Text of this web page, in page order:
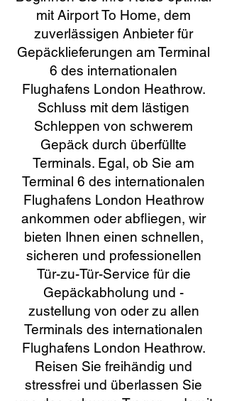
mit Airport To Home, dem
zuverlässigen Anbieter für
Gepäcklieferungen am Terminal
6 des internationalen
Flughafens London Heathrow.
Schluss mit dem lästigen
Schleppen von schwerem
Gepäck durch überfüllte
Terminals. Egal, ob Sie am
Terminal 6 des internationalen
Flughafens London Heathrow
ankommen oder abfliegen, wir
bieten Ihnen einen schnellen,
sicheren und professionellen
Tür-zu-Tür-Service für die
Gepäckabholung und -
zustellung von oder zu allen
Terminals des internationalen
Flughafens London Heathrow.
Reisen Sie freihändig und
stressfrei und überlassen Sie